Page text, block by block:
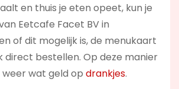
en thuis je eten opeet, kun je
Eetcafe Facet BV in
of dit mogelijk is, de menukaart
direct bestellen. Op deze manier
wat geld op drankjes.